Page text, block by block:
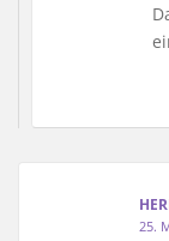
25.